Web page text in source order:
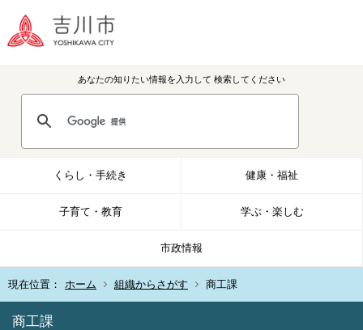
あなたの知りたい情報を入力して 検索してください
くらし・手続き 健康・福祉
子育て・教育 学ぶ・楽しむ
市政情報
現在位置： ホーム 組織からさがす 商工課
商工課